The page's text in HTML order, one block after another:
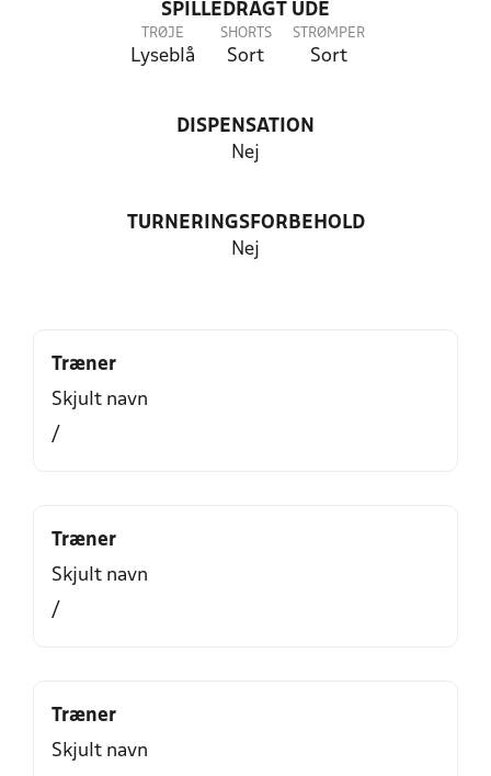
SPILLEDRAGT UDE
TRØJE
Lyseblå
SHORTS
Sort
STRØMPER
Sort
DISPENSATION
Nej
TURNERINGSFORBEHOLD
Nej
Træner
Skjult navn
/
Træner
Skjult navn
/
Træner
Skjult navn